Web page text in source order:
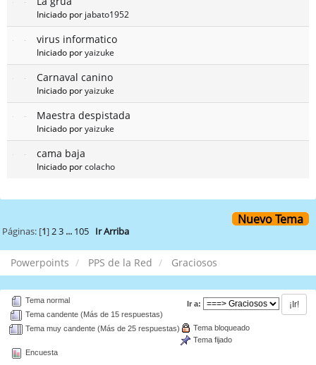
Iniciado por jabato1952
virus informatico
Iniciado poryaizuke
Carnaval canino
Iniciado poryaizuke
Maestra despistada
Iniciado poryaizuke
cama baja
Iniciado porcolacho
Nuevo Tema
Páginas: [1]2 3 ... 105 Ir Arriba
Powerpoints PPS de la Red Graciosos
Ir a:
Tema normal
Tema candente (Más de 15 respuestas)
Tema muy candente (Más de 25 respuestas)
Tema bloqueado
Tema fijado
Encuesta